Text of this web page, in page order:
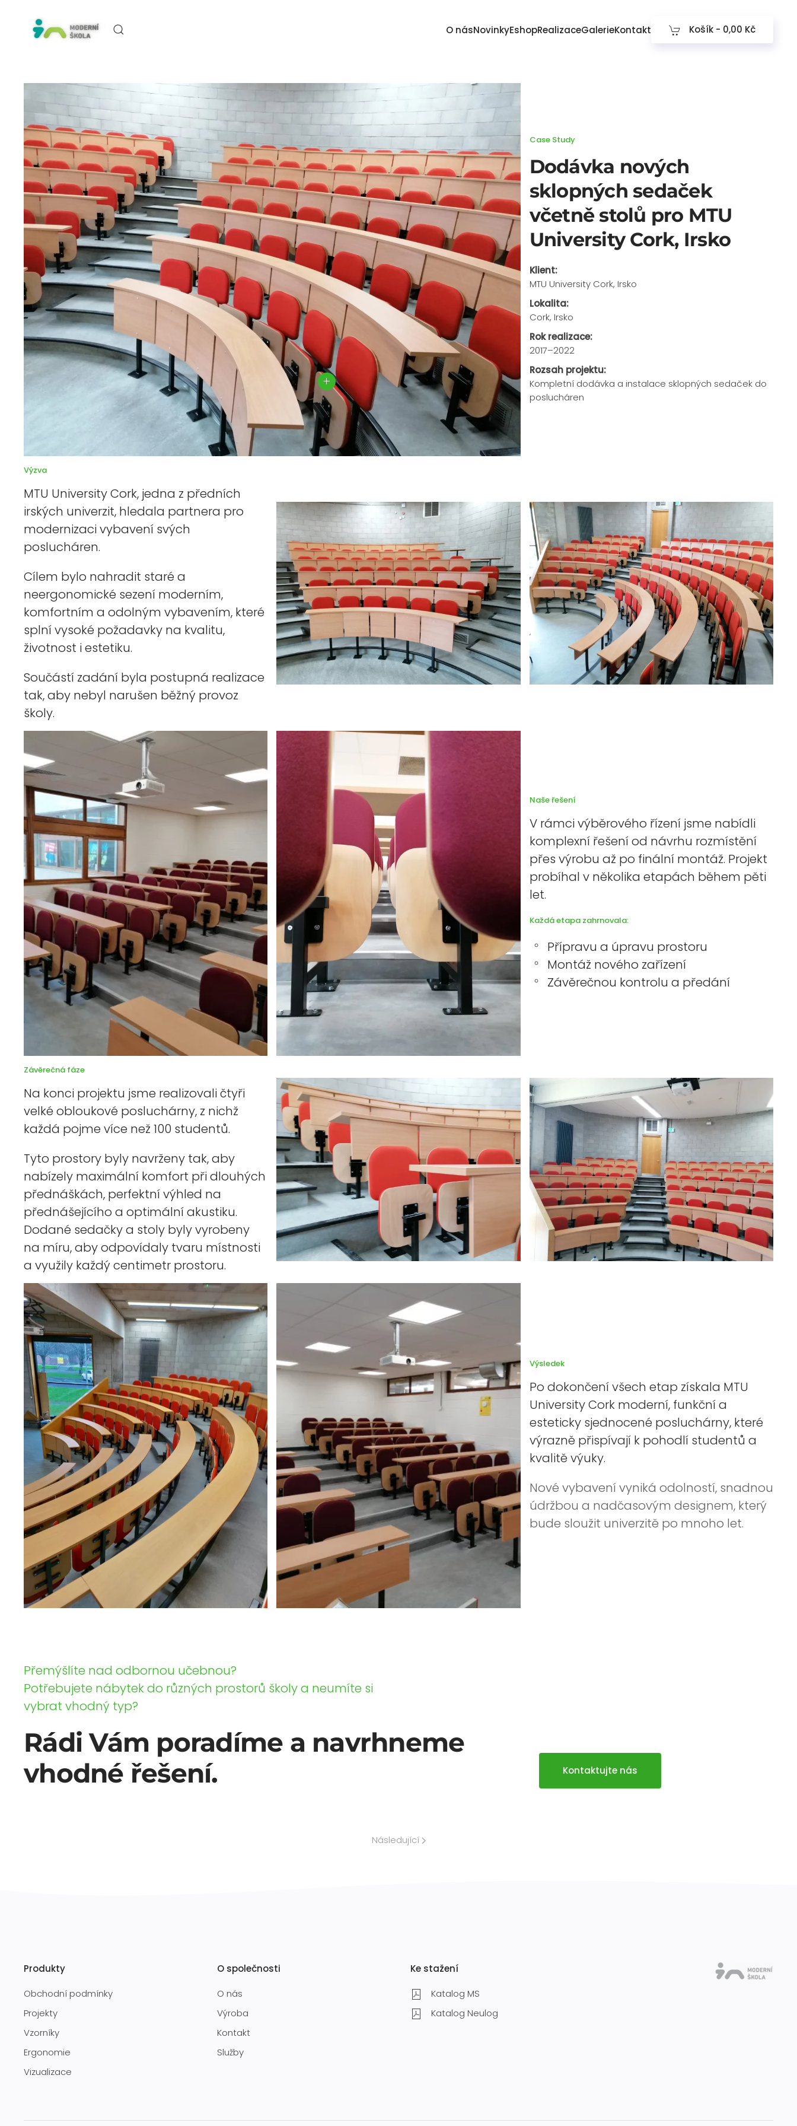
Skip to main content O násNovinkyEshopRealizaceGalerieKontakt Košík - 0,00 Kč
Case Study
Dodávka nových
sklopných sedaček
včetně stolů pro MTU
University Cork, Irsko
Klient:
MTU University Cork, Irsko
Lokalita:
Cork, Irsko
Rok realizace:
2017–2022
Rozsah projektu:
Kompletní dodávka a instalace sklopných sedaček do
poslucháren
Výzva
MTU University Cork, jedna z předních
irských univerzit, hledala partnera pro
modernizaci vybavení svých
poslucháren.
Cílem bylo nahradit staré a
neergonomické sezení moderním,
komfortním a odolným vybavením, které
splní vysoké požadavky na kvalitu,
životnost i estetiku.
Součástí zadání byla postupná realizace
tak, aby nebyl narušen běžný provoz
školy.
Naše řešení
V rámci výběrového řízení jsme nabídli
komplexní řešení od návrhu rozmístění
přes výrobu až po finální montáž. Projekt
probíhal v několika etapách během pěti
let.
Každá etapa zahrnovala:
Přípravu a úpravu prostoru
Montáž nového zařízení
Závěrečnou kontrolu a předání
Závěrečná fáze
Na konci projektu jsme realizovali čtyři
velké obloukové posluchárny, z nichž
každá pojme více než 100 studentů.
Tyto prostory byly navrženy tak, aby
nabízely maximální komfort při dlouhých
přednáškách, perfektní výhled na
přednášejícího a optimální akustiku.
Dodané sedačky a stoly byly vyrobeny
na míru, aby odpovídaly tvaru místnosti
a využily každý centimetr prostoru.
Výsledek
Po dokončení všech etap získala MTU
University Cork moderní, funkční a
esteticky sjednocené posluchárny, které
výrazně přispívají k pohodlí studentů a
kvalitě výuky.
Nové vybavení vyniká odolností, snadnou
údržbou a nadčasovým designem, který
bude sloužit univerzitě po mnoho let.
Přemýšlíte nad odbornou učebnou?
Potřebujete nábytek do různých prostorů školy a neumíte si
vybrat vhodný typ?
Rádi Vám poradíme a navrhneme
vhodné řešení.
Kontaktujte nás
Následující
Produkty
Obchodní podmínky
Projekty
Vzorníky
Ergonomie
Vizualizace
O společnosti
O nás
Výroba
Kontakt
Služby
Ke stažení
Katalog MS
Katalog Neulog